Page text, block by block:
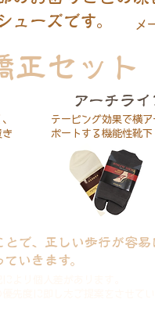
ーズです。
メ
正セット
き
アーチラ
テーピング効果で横
ポートする機能性靴下
で、正しい歩行が容易
いきます。